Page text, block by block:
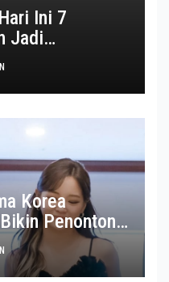
Ini 7
Jadi
Korea
Penonton